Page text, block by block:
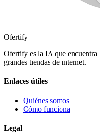
Ofertify
Ofertify es la IA que encuentra
grandes tiendas de internet.
Enlaces útiles
Quiénes somos
Cómo funciona
Legal